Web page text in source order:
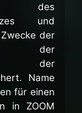
des
und
der
der
der
Name
für einen
in ZOOM